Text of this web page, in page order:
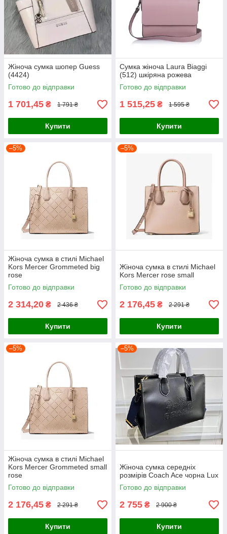
Жіноча сумка шопер Guess
(4424)
Готово до відправки
1 701,45 ₴ 1 791 ₴
Купити
Сумка жіноча Laura Biaggi
(512) шкіряна рожева
Готово до відправки
1 515,25 ₴ 1 595 ₴
Купити
–5%
Жіноча сумка в стилі Michael
Kors Mercer Grommeted big
rose
Готово до відправки
2 314,20 ₴ 2 436 ₴
Купити
–5%
Жіноча сумка в стилі Michael
Kors Mercer rose small
Готово до відправки
2 176,45 ₴ 2 291 ₴
Купити
–5%
Жіноча сумка в стилі Michael
Kors Mercer Grommeted small
rose
Готово до відправки
2 176,45 ₴ 2 291 ₴
Купити
–5%
Жіноча сумка середніх
розмірів Coach Ace чорна Lux
Готово до відправки
2 755 ₴ 2 900 ₴
Купити